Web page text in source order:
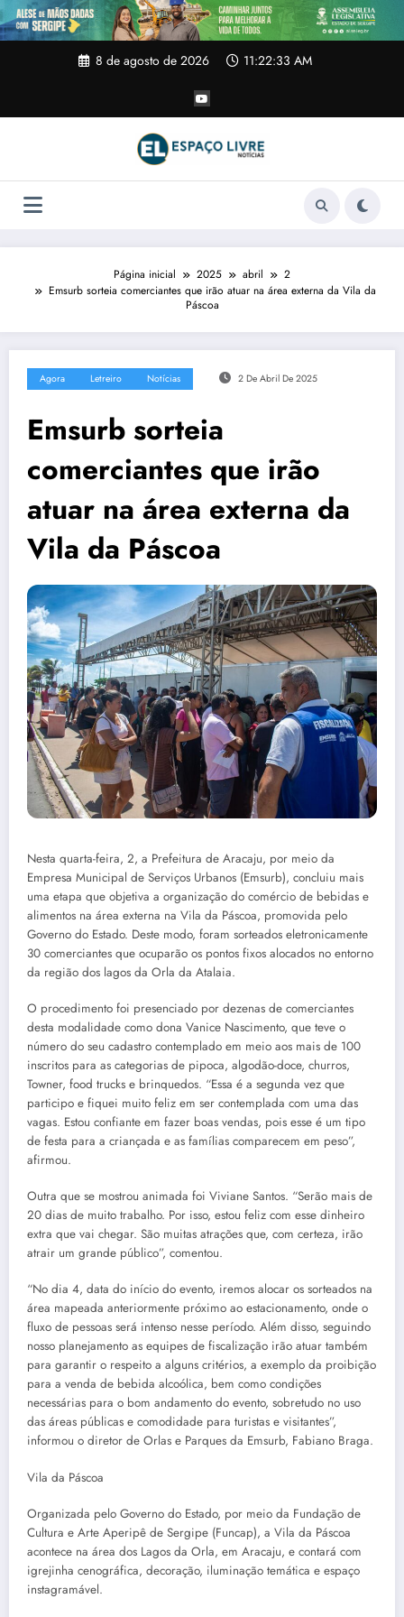
Pular
para
o
8 de agosto de 2026 11:22:34 AM
Página inicial 2025 abril
2
Emsurb sorteia comerciantes que irão atuar na área externa da Vila da
Páscoa
Agora Letreiro Notícias 2 De Abril De 2025
Emsurb sorteia
comerciantes que irão
atuar na área externa da
Vila da Páscoa
Nesta quarta-feira, 2, a Prefeitura de Aracaju, por meio da
Empresa Municipal de Serviços Urbanos (Emsurb), concluiu mais
uma etapa que objetiva a organização do comércio de bebidas e
alimentos na área externa na Vila da Páscoa, promovida pelo
Governo do Estado. Deste modo, foram sorteados eletronicamente
30 comerciantes que ocuparão os pontos fixos alocados no entorno
da região dos lagos da Orla da Atalaia.
O procedimento foi presenciado por dezenas de comerciantes
desta modalidade como dona Vanice Nascimento, que teve o
número do seu cadastro contemplado em meio aos mais de 100
inscritos para as categorias de pipoca, algodão-doce, churros,
Towner, food trucks e brinquedos. “Essa é a segunda vez que
participo e fiquei muito feliz em ser contemplada com uma das
vagas. Estou confiante em fazer boas vendas, pois esse é um tipo
de festa para a criançada e as famílias comparecem em peso”,
afirmou.
Outra que se mostrou animada foi Viviane Santos. “Serão mais de
20 dias de muito trabalho. Por isso, estou feliz com esse dinheiro
extra que vai chegar. São muitas atrações que, com certeza, irão
atrair um grande público”, comentou.
“No dia 4, data do início do evento, iremos alocar os sorteados na
área mapeada anteriormente próximo ao estacionamento, onde o
fluxo de pessoas será intenso nesse período. Além disso, seguindo
nosso planejamento as equipes de fiscalização irão atuar também
para garantir o respeito a alguns critérios, a exemplo da proibição
para a venda de bebida alcoólica, bem como condições
necessárias para o bom andamento do evento, sobretudo no uso
das áreas públicas e comodidade para turistas e visitantes”,
informou o diretor de Orlas e Parques da Emsurb, Fabiano Braga.
Vila da Páscoa
Organizada pelo Governo do Estado, por meio da Fundação de
Cultura e Arte Aperipê de Sergipe (Funcap), a Vila da Páscoa
acontece na área dos Lagos da Orla, em Aracaju, e contará com
igrejinha cenográfica, decoração, iluminação temática e espaço
instagramável.